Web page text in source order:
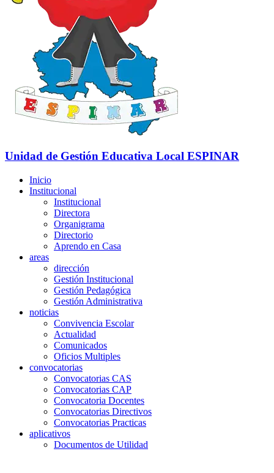
Unidad de Gestión Educativa Local ESPINAR
Inicio
Institucional
Institucional
Directora
Organigrama
Directorio
Aprendo en Casa
areas
dirección
Gestión Institucional
Gestión Pedagógica
Gestión Administrativa
noticias
Convivencia Escolar
Actualidad
Comunicados
Oficios Multiples
convocatorias
Convocatorias CAS
Convocatorias CAP
Convocatoria Docentes
Convocatorias Directivos
Convocatorias Practicas
aplicativos
Documentos de Utilidad